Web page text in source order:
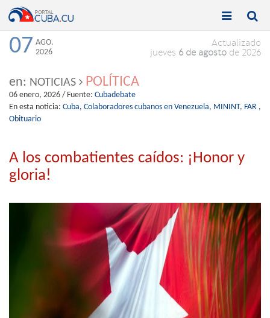
Toggle

Toggle

07 AGO.
2026
Actualizado
jueves 6 de agosto de 2026
en: NOTICIAS POLÍTICA
06 enero, 2026 / Fuente: Cubadebate
En esta noticia: Cuba, Colaboradores cubanos en Venezuela, MININT, FAR ,
Obituario
A los combatientes caídos: ¡Honor y
gloria!